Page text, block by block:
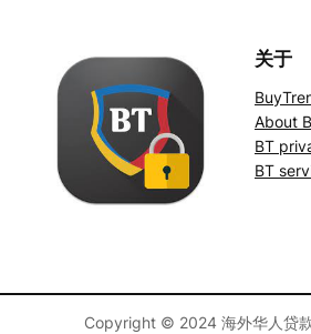
关于
About
BT
BT
Copyright © 2024 海外华人贷